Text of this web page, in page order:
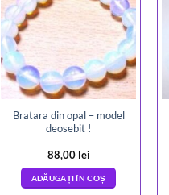
Bratara din opal – model
deosebit !
88,00 lei
ADĂUGAȚI ÎN COȘ